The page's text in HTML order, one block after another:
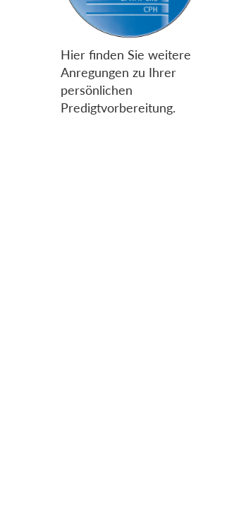
Hier finden Sie weitere
Anregungen zu Ihrer
persönlichen
Predigtvorbereitung.